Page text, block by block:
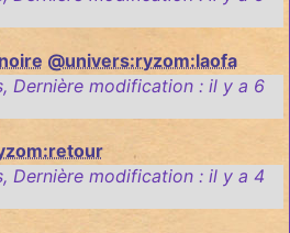
@univers:ryzom:laofa
, Dernière modification : il y a 6
, Dernière modification : il y a 4